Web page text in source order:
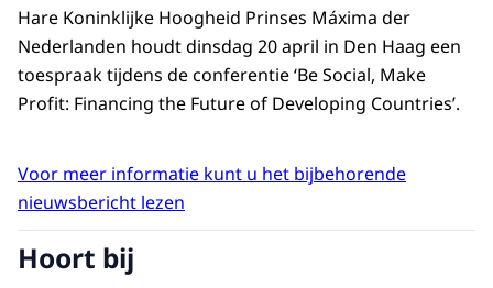
Hare Koninklijke Hoogheid Prinses Máxima der
Nederlanden houdt dinsdag 20 april in Den Haag een
toespraak tijdens de conferentie ‘Be Social, Make
Profit: Financing the Future of Developing Countries’.
Voor meer informatie kunt u het bijbehorende
nieuwsbericht lezen
Hoort bij